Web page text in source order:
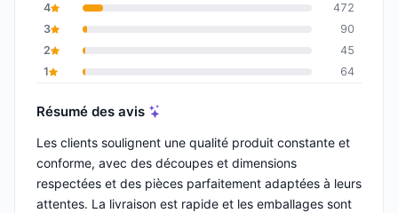
4
472
3
90
2
45
1
64
Résumé des avis
Les clients soulignent une qualité produit constante et
conforme, avec des découpes et dimensions
respectées et des pièces parfaitement adaptées à leurs
attentes. La livraison est rapide et les emballages sont